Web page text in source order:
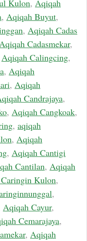
Kulon, Aqiqah
, Aqiqah Buyut,
, Aqiqah Cadas
Cadasmekar,
Aqiqah Calingcing,
, Aqiqah
, Aqiqah
Candrajaya,
, Aqiqah Cangkoak,
, aqiqah
, Aqiqah
, Aqiqah Cantigi
Cantilan, Aqiqah
Kulon,
,
Aqiqah Cayur,
Cemarajaya,
, Aqiqah